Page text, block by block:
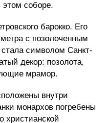
соборе.
барокко. Его
с позолоченным
символом Санкт-
декор: позолота,
мрамор.
внутри
монархов погребены
христианской